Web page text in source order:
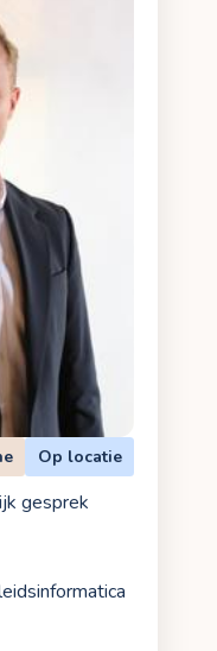
Op locatie
gesprek